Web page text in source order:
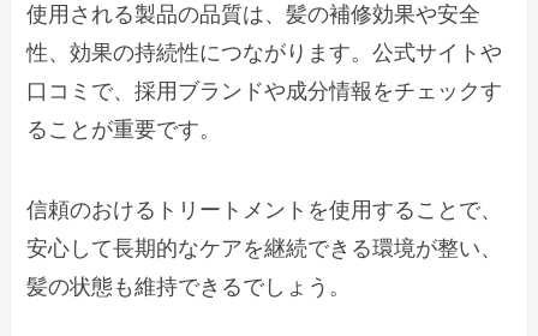
使用される製品の品質は、髪の補修効果や安全
性、効果の持続性につながります。公式サイトや
口コミで、採用ブランドや成分情報をチェックす
ることが重要です。
信頼のおけるトリートメントを使用することで、
安心して長期的なケアを継続できる環境が整い、
髪の状態も維持できるでしょう。